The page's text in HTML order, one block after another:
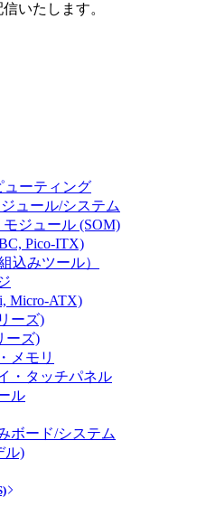
いたします。
ューティング
ュール/システム
ジュール (SOM)
Pico-ITX)
込みツール）
Micro-ATX)
ーズ)
ーズ)
メモリ
・タッチパネル
ル
ボード/システム
ル)